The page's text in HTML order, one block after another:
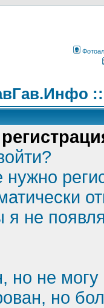
я не
но не могу
но